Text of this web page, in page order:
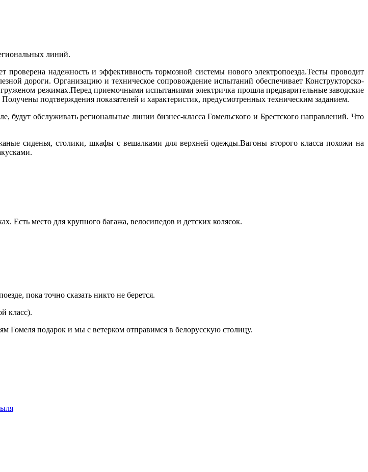
линий.
надежность и эффективность тормозной системы нового электропоезда.Тесты проводит
дороги. Организацию и техническое сопровождение испытаний обеспечивает Конструкторско-
режимах.Перед приемочными испытаниями электричка прошла предварительные заводские
подтверждения показателей и характеристик, предусмотренных техническим заданием.
обслуживать региональные линии бизнес-класса Гомельского и Брестского направлений. Что
сиденья, столики, шкафы с вешалками для верхней одежды.Вагоны второго класса похожи на
Есть место для крупного багажа, велосипедов и детских колясок.
пока точно сказать никто не берется.
класс).
Гомеля подарок и мы с ветерком отправимся в белорусскую столицу.